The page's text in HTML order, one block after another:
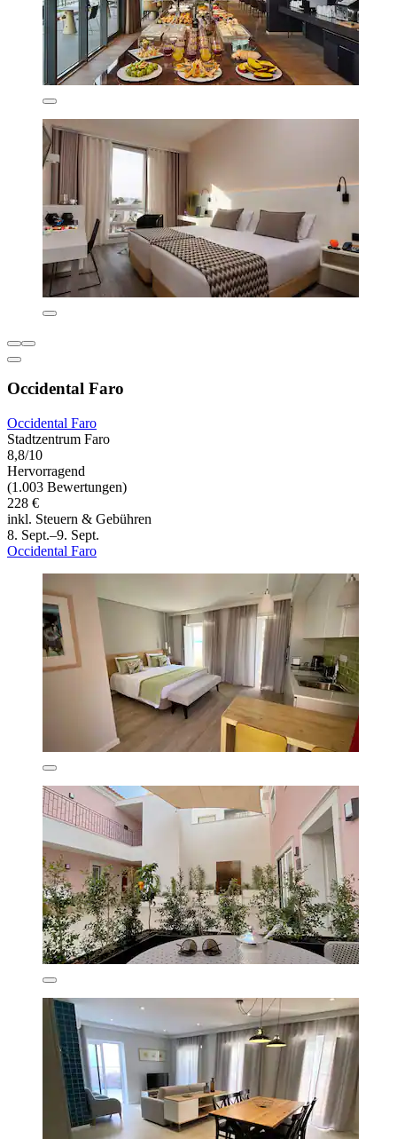
Occidental Faro
Occidental Faro
Stadtzentrum Faro
8,8/10
Hervorragend
(1.003 Bewertungen)
228 €
inkl. Steuern & Gebühren
8. Sept.–9. Sept.
Occidental Faro